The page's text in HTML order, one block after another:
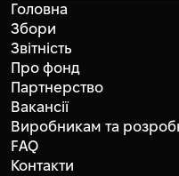
Головна
Збори
Звітність
Про фонд
Партнерство
Вакансії
Виробникам та
FAQ
Контакти